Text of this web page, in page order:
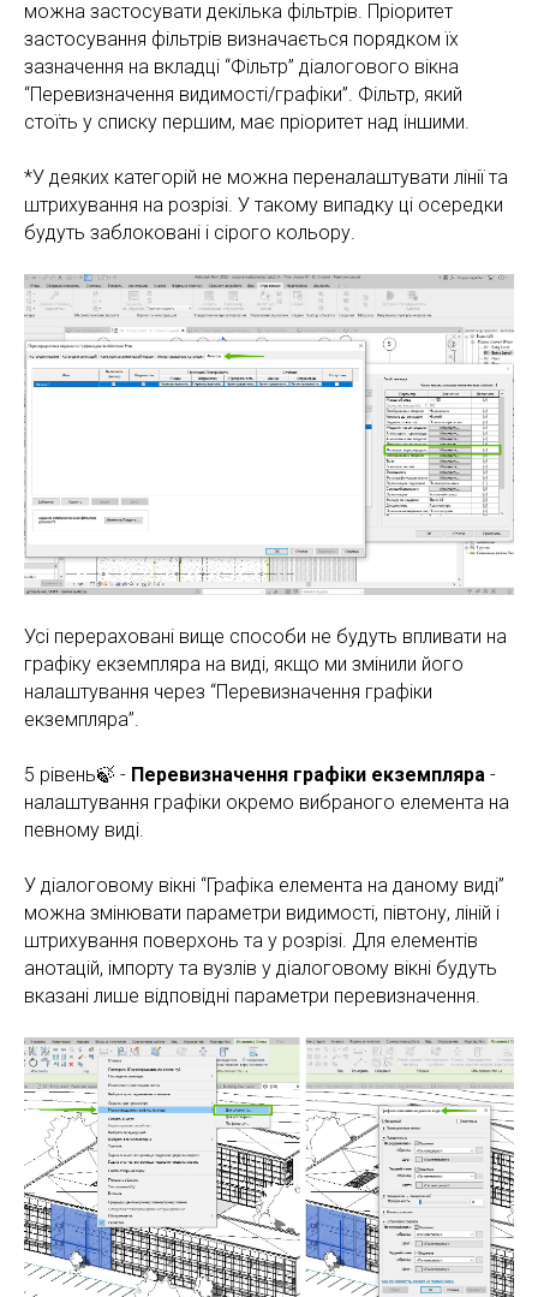
можна застосувати декілька фільтрів. Пріоритет
застосування фільтрів визначається порядком їх
зазначення на вкладці “Фільтр” діалогового вікна
“Перевизначення видимості/графіки”. Фільтр, який
стоїть у списку першим, має пріоритет над іншими.
*У деяких категорій не можна переналаштувати лінії та
штрихування на розрізі. У такому випадку ці осередки
будуть заблоковані і сірого кольору.
Усі перераховані вище способи не будуть впливати на
графіку екземпляра на виді, якщо ми змінили його
налаштування через “Перевизначення графіки
екземпляра”.
5 рівень🍃 - Перевизначення графіки екземпляра -
налаштування графіки окремо вибраного елемента на
певному виді.
У діалоговому вікні “Графіка елемента на даному виді”
можна змінювати параметри видимості, півтону, ліній і
штрихування поверхонь та у розрізі. Для елементів
анотацій, імпорту та вузлів у діалоговому вікні будуть
вказані лише відповідні параметри перевизначення.